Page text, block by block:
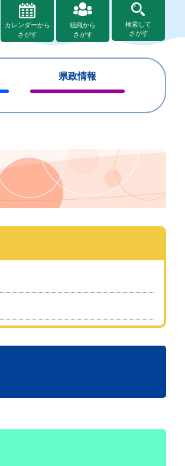
カレンダーから
さがす
組織から
さがす
検索して
さがす
県政情報
じ